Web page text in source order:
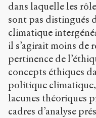
dans laquelle les
sont pas distingués
climatique
il s’agirait moins de
pertinence de
concepts éthiques
politique climatique,
lacunes théoriques
cadres d’analyse